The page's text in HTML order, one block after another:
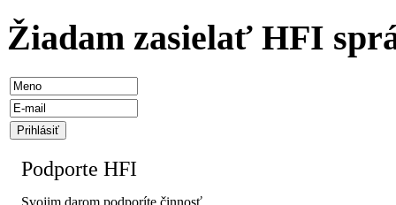
Žiadam zasielať HFI